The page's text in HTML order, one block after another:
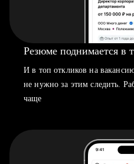
Резюме поднимается в
И в топ откликов на
не нужно за этим следить.
чаще